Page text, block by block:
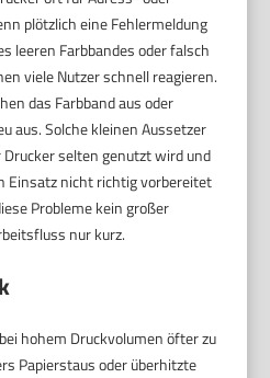
plötzlich eine Fehlermeldung
leeren Farbbandes oder falsch
viele Nutzer schnell reagieren.
das Farbband aus oder
aus. Solche kleinen Aussetzer
selten genutzt wird und
Einsatz nicht richtig vorbereitet
Probleme kein großer
nur kurz.
hohem Druckvolumen öfter zu
Papierstaus oder überhitzte